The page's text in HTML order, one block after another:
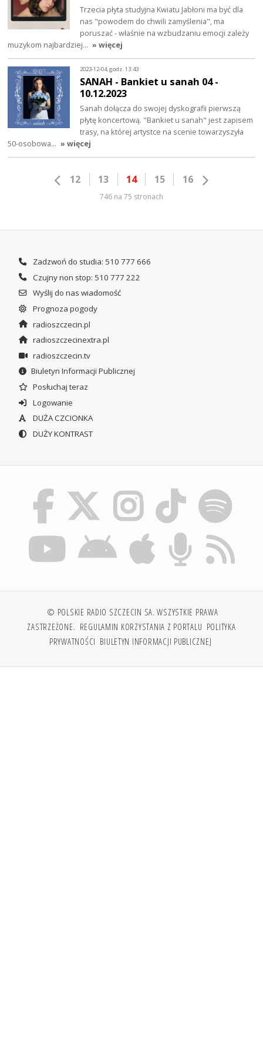
Trzecia płyta studyjna Kwiatu Jabłoni ma być dla
nas "powodem do chwili zamyślenia", ma
poruszać - właśnie na wzbudzaniu emocji zależy
muzykom najbardziej… » więcej
2023-12-04, godz. 13:43
SANAH - Bankiet u sanah 04 -
10.12.2023
Sanah dołącza do swojej dyskografii pierwszą
płytę koncertową. "Bankiet u sanah" jest zapisem
trasy, na której artystce na scenie towarzyszyła
50-osobowa… » więcej
12 13 14 15 16
746 na 75 stronach
Zadzwoń do studia: 510 777 666
Czujny non stop: 510 777 222
Wyślij do nas wiadomość
Prognoza pogody
radioszczecin.pl
radioszczecinextra.pl
radioszczecin.tv
Biuletyn Informacji Publicznej
Posłuchaj teraz
Logowanie
DUŻA CZCIONKA
DUŻY KONTRAST
© POLSKIE RADIO SZCZECIN SA. WSZYSTKIE PRAWA
ZASTRZEŻONE. REGULAMIN KORZYSTANIA Z PORTALU POLITYKA
PRYWATNOŚCI BIULETYN INFORMACJI PUBLICZNEJ